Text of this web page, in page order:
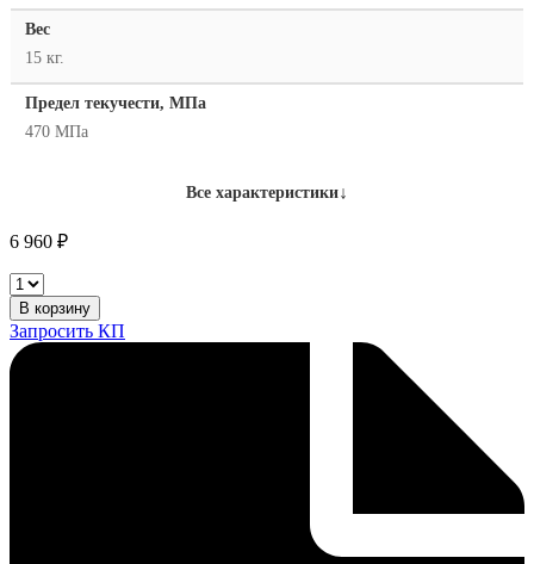
Вес
15 кг.
Предел текучести, МПа
470 МПа
Все характеристики↓
6 960 ₽
ESAB
OK
Autrod
12.51
-
В корзину
Запросить КП